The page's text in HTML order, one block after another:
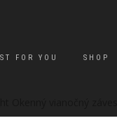
FOR YOU SHOP